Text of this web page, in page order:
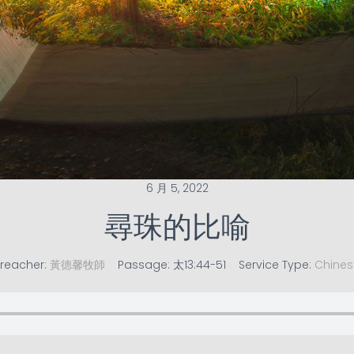
6 月 5, 2022
尋珠的比喻
黃德馨牧師 Passage: 太13:44-51 Service Type: